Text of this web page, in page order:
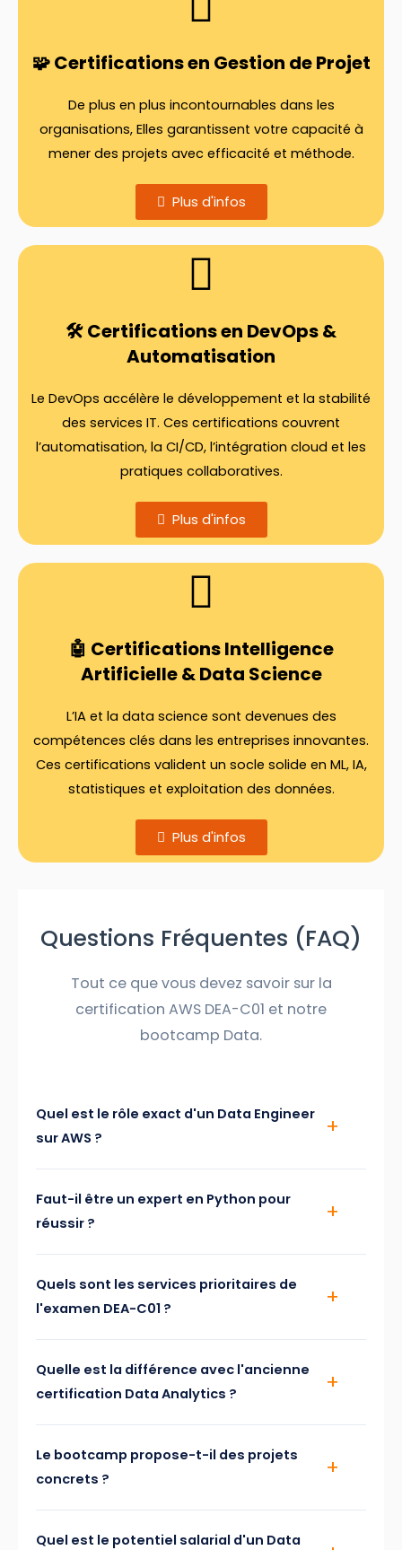
🧩 Certifications en Gestion de Projet
De plus en plus incontournables dans les
organisations, Elles garantissent votre capacité à
mener des projets avec efficacité et méthode.
Plus d'infos
🛠️ Certifications en DevOps &
Automatisation
Le DevOps accélère le développement et la stabilité
des services IT. Ces certifications couvrent
l’automatisation, la CI/CD, l’intégration cloud et les
pratiques collaboratives.
Plus d'infos
🤖 Certifications Intelligence
Artificielle & Data Science
L’IA et la data science sont devenues des
compétences clés dans les entreprises innovantes.
Ces certifications valident un socle solide en ML, IA,
statistiques et exploitation des données.
Plus d'infos
Questions Fréquentes (FAQ)
Tout ce que vous devez savoir sur la
certification AWS DEA-C01 et notre
bootcamp Data.
Quel est le rôle exact d'un Data Engineer
sur AWS ?
Faut-il être un expert en Python pour
réussir ?
Quels sont les services prioritaires de
l'examen DEA-C01 ?
Quelle est la différence avec l'ancienne
certification Data Analytics ?
Le bootcamp propose-t-il des projets
concrets ?
Quel est le potentiel salarial d'un Data